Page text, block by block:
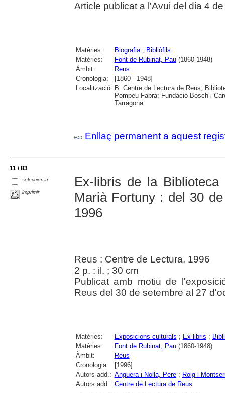
Article publicat a l'Avui del dia 4
Matèries: Biografia; Bibliòfils
Matèries:
Font de Rubinat, Pau(1860-1948)
Àmbit:
Reus
Cronologia:
[1860 - 1948]
Localització: B. Centre de Lectura de Reus;
Pompeu Fabra; Fundació Bosch i
Tarragona
Enllaç permanent a aquest
11 / 83
seleccionar
imprimir
Ex-libris de la
Marià Fortuny : del 30
1996
Reus : Centre de Lectura, 1996
2 p. : il. ; 30 cm
Publicat amb motiu de
Reus del 30 de setembre al 27
Matèries: Exposicions culturals ; Ex-libris ;
Matèries:
Font de Rubinat, Pau(1860-1948)
Àmbit:
Reus
Cronologia:
[1996]
Autors add.: Anguera i Nolla, Pere; Roig i
Autors add.: Centre de Lectura de Reus